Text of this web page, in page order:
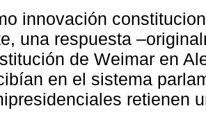
innovación
una respuesta
de Weimar en
en el sistema
retienen